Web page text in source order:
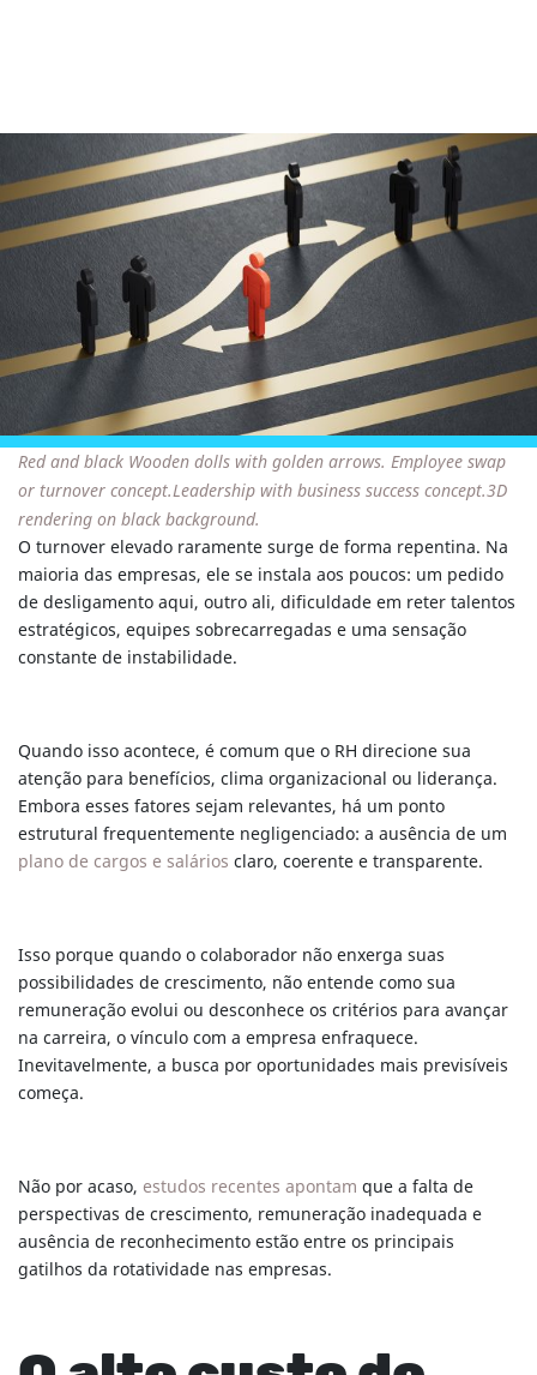
Red and black Wooden dolls with golden arrows. Employee swap
or turnover concept.Leadership with business success concept.3D
rendering on black background.
O turnover elevado raramente surge de forma repentina. Na
maioria das empresas, ele se instala aos poucos: um pedido
de desligamento aqui, outro ali, dificuldade em reter talentos
estratégicos, equipes sobrecarregadas e uma sensação
constante de instabilidade.
Quando isso acontece, é comum que o RH direcione sua
atenção para benefícios, clima organizacional ou liderança.
Embora esses fatores sejam relevantes, há um ponto
estrutural frequentemente negligenciado: a ausência de um
plano de cargos e salários claro, coerente e transparente.
Isso porque quando o colaborador não enxerga suas
possibilidades de crescimento, não entende como sua
remuneração evolui ou desconhece os critérios para avançar
na carreira, o vínculo com a empresa enfraquece.
Inevitavelmente, a busca por oportunidades mais previsíveis
começa.
Não por acaso, estudos recentes apontam que a falta de
perspectivas de crescimento, remuneração inadequada e
ausência de reconhecimento estão entre os principais
gatilhos da rotatividade nas empresas.